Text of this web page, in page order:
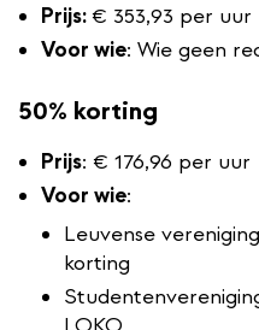
Prijs:€ 353,93 per uur
Voor wie: Wie geen
50% korting
Prijs: € 176,96 per uur
Voor wie:
Leuvense
korting